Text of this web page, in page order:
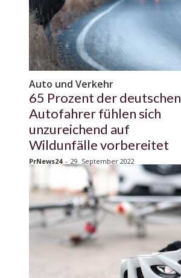
Auto und Verkehr
65 Prozent der deutschen
Autofahrer fühlen sich
unzureichend auf
Wildunfälle vorbereitet
PrNews24 - 29. September 2022